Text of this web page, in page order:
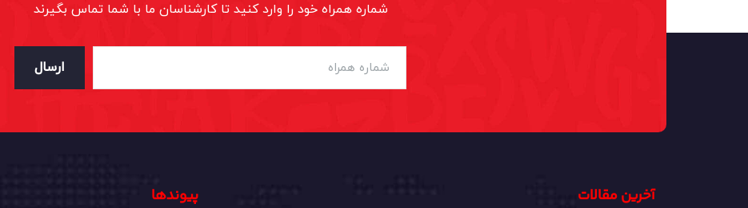
شماره همراه خود را وارد کنید تا کارشناسان ما با شما تماس بگیرند
ارسال
پیوندها آخرین مقالات